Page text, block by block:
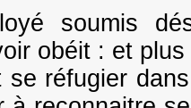
soumis
obéit : et
se réfugier